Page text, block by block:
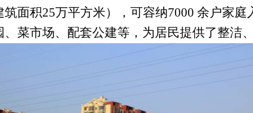
面积25万平方米），可容纳7000 余户家
菜市场、配套公建等，为居民提供了整洁